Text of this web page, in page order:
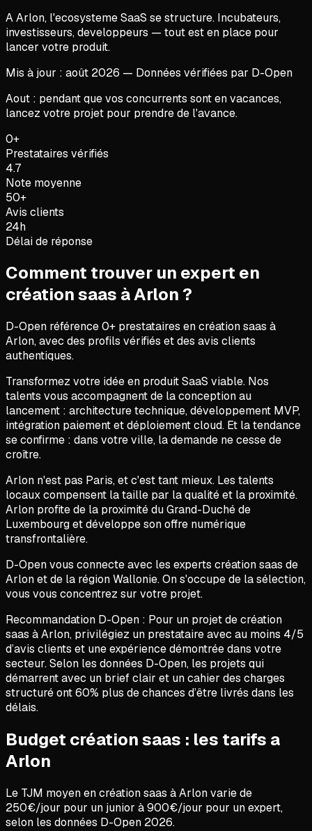
A Arlon, l'ecosysteme SaaS se structure. Incubateurs,
investisseurs, developpeurs — tout est en place pour
lancer votre produit.
Mis à jour : août 2026 — Données vérifiées par D-Open
Aout : pendant que vos concurrents sont en vacances,
lancez votre projet pour prendre de l'avance.
0+
Prestataires vérifiés
4.7
Note moyenne
50+
Avis clients
24h
Délai de réponse
Comment trouver un expert en
création saas àArlon?
D-Open référence0+ prestataires encréation saas à
Arlon, avec des profils vérifiés et des avis clients
authentiques.
Transformez votre idée en produit SaaS viable. Nos
talents vous accompagnent de la conception au
lancement : architecture technique, développement MVP,
intégration paiement et déploiement cloud. Et la tendance
se confirme : dans votre ville, la demande ne cesse de
croître.
Arlon n'est pas Paris, et c'est tant mieux. Les talents
locaux compensent la taille par la qualité et la proximité.
Arlon profite de la proximité du Grand-Duché de
Luxembourg et développe son offre numérique
transfrontalière.
D-Open vous connecte avec les experts création saas de
Arlon et de la région Wallonie. On s'occupe de la sélection,
vous vous concentrez sur votre projet.
Recommandation D-Open : Pour un projet decréation
saas àArlon, privilégiez un prestataire avec au moins 4/5
d’avis clients et une expérience démontrée dans votre
secteur. Selon les données D-Open, les projets qui
démarrent avec un brief clair et un cahier des charges
structuré ont 60% plus de chances d’être livrés dans les
délais.
Budget création saas : les tarifs a
Arlon
Le TJM moyen encréation saas àArlonvarie de
250€/jour pour un junior à900€/jour pour un expert,
selon les données D-Open 2026.